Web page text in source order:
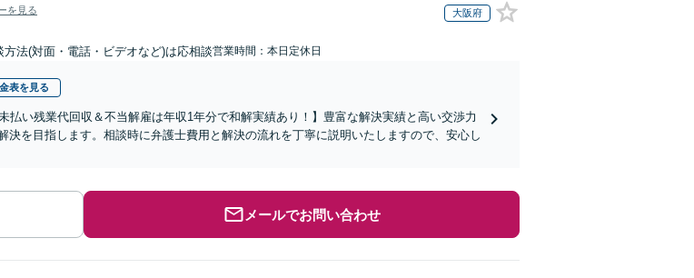
を見る 大阪府
方法(対面・電話・ビデオなど)は応相談営業時間：本日定休日
表を見る
払い残業代回収＆不当解雇は年収1年分で和解実績あり！】豊富な解決実績と高い交渉力
決を目指します。相談時に弁護士費用と解決の流れを丁寧に説明いたしますので、安心し
メールでお問い合わせ